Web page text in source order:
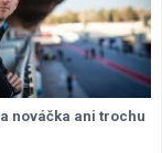
nováčka ani trochu